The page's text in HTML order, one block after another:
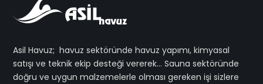
Asil Havuz; havuz sektöründe havuz yapımı, kimyasal
satışı ve teknik ekip desteği vererek… Sauna sektöründe
doğru ve uygun malzemelerle olması gereken işi sizlere